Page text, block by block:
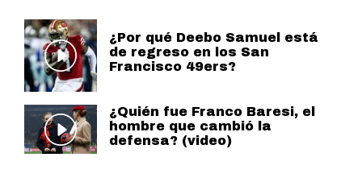
¿Por qué Deebo Samuel está
de regreso en los San
Francisco 49ers?
¿Quién fue Franco Baresi, el
hombre que cambió la
defensa? (video)